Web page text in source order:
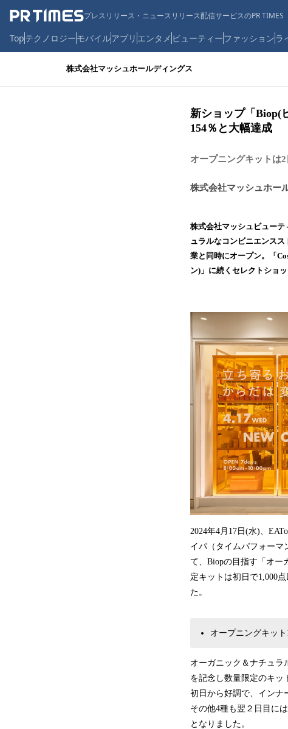
プレスリリース・ニュースリリース配信サービスのPR TIMES
Topテクノロジーモバイルアプリ エンタメ ビューティーファッションラ
株式会社マッシュホールディングス
新ショップ「Biop(
154％と大幅達成
オープニングキットは
株式会社マッシュホー
株式会社マッシュビュー
ュラルなコンビニエンス
業と同時にオープン。「
ン)」に続くセレクトショ
2024年4月17日(水)、
イパ（タイムパフォーマ
て、Biopの目指す「オー
定キットは初日で1,000
た。
オープニングキッ
オーガニック＆ナチュラ
を記念し数量限定のキッ
初日から好調で、インナ
その他4種も翌２日目に
となりました。